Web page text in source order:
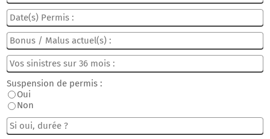
Suspension de permis :
Oui
Non